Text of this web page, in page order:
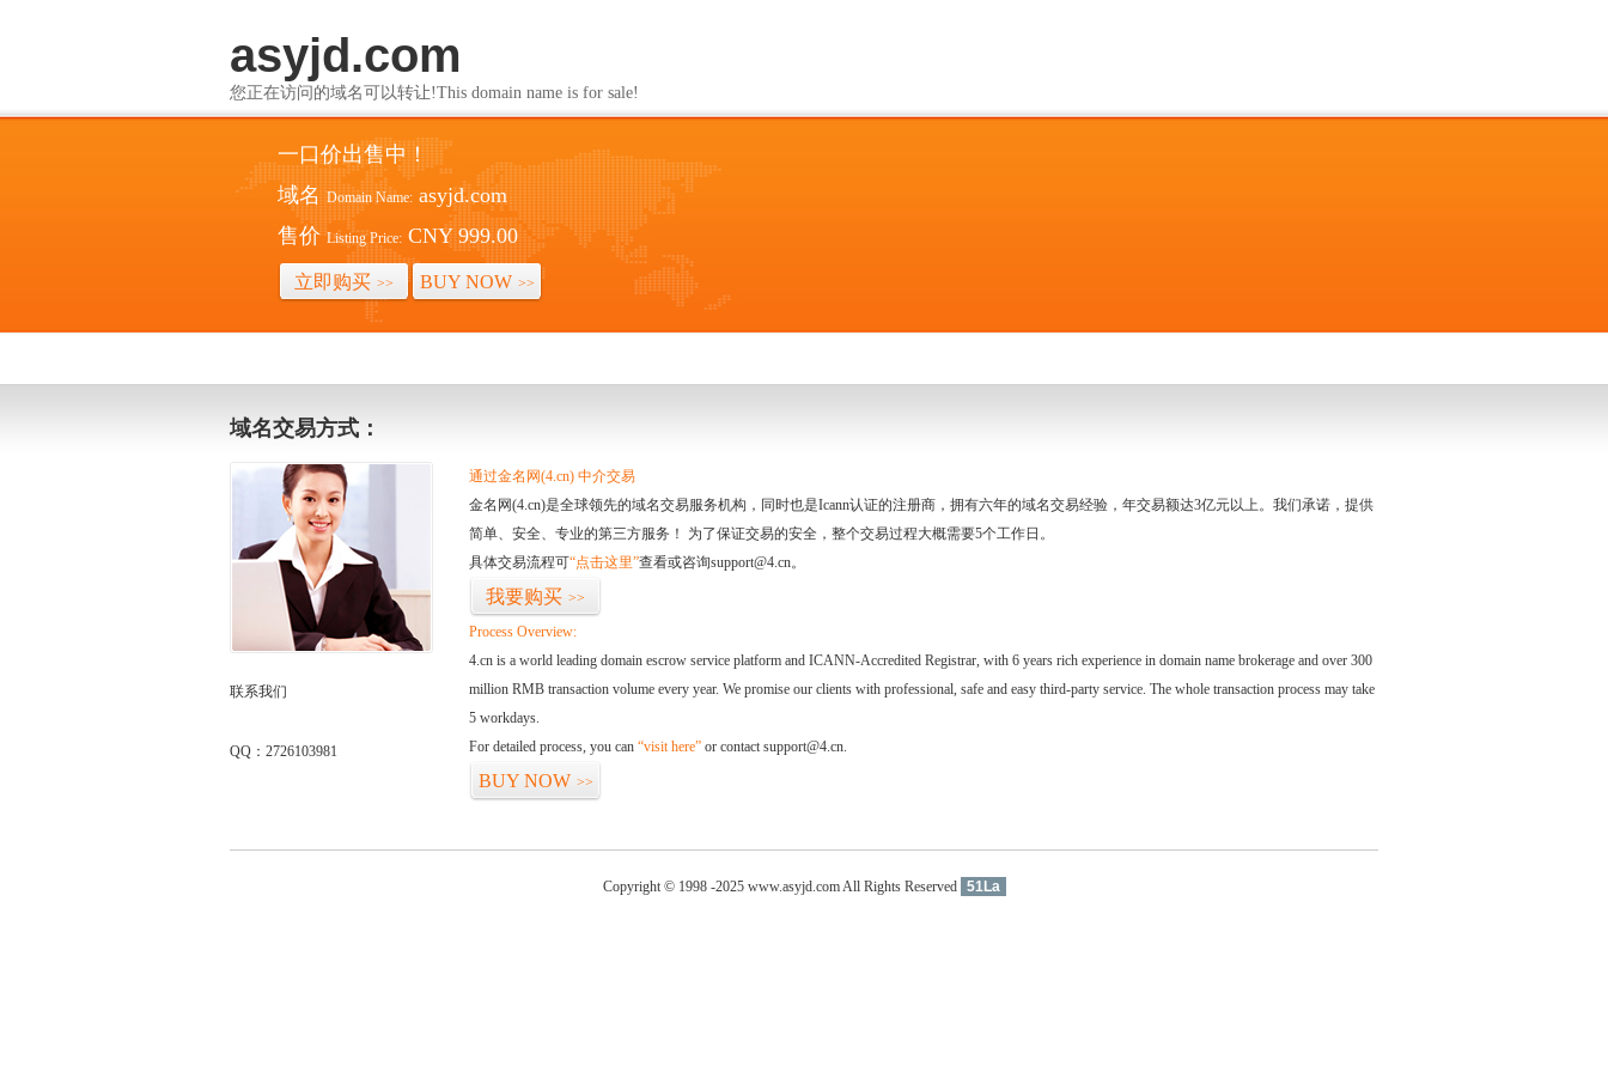
asyjd.com
您正在访问的域名可以转让!This domain name is for sale!
一口价出售中！
域名 Domain Name: asyjd.com
售价 Listing Price: CNY 999.00
立即购买 >> BUY NOW >>
域名交易方式：
联系我们
QQ：2726103981
通过金名网(4.cn) 中介交易
金名网(4.cn)是全球领先的域名交易服务机构，同时也是Icann认证的注册商，拥有六年的域名交易经验，年交易额达3亿元以上。我们承诺，提供
简单、安全、专业的第三方服务！ 为了保证交易的安全，整个交易过程大概需要5个工作日。
具体交易流程可“点击这里”查看或咨询support@4.cn。
我要购买 >>
Process Overview:
4.cn is a world leading domain escrow service platform and ICANN-Accredited Registrar, with 6 years rich experience in domain name brokerage and over 300
million RMB transaction volume every year. We promise our clients with professional, safe and easy third-party service. The whole transaction process may take
5 workdays.
For detailed process, you can “visit here” or contact support@4.cn.
BUY NOW >>
Copyright © 1998 -2025 www.asyjd.com All Rights Reserved 51La